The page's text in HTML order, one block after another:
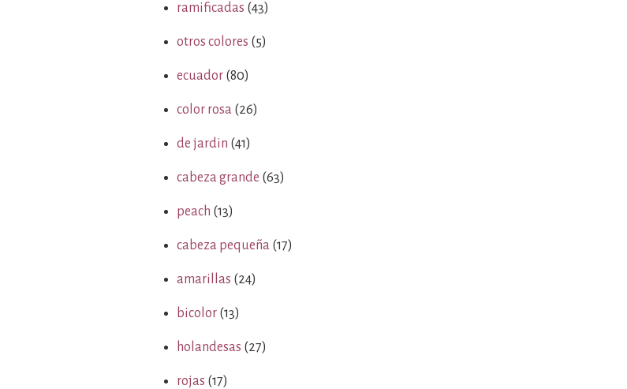
ramificadas (43)
otros colores (5)
ecuador (80)
color rosa (26)
de jardin (41)
cabeza grande (63)
peach (13)
cabeza pequeña (17)
amarillas (24)
bicolor (13)
holandesas (27)
rojas (17)